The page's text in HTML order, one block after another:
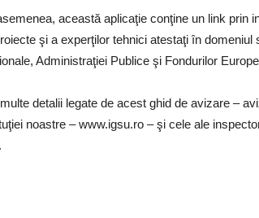
această aplicaţie conţine un link prin
şi a experţilor tehnici atestaţi în
Administraţiei Publice şi Fondurilor
detalii legate de acest ghid de avizare –
noastre – www.igsu.ro – şi cele ale